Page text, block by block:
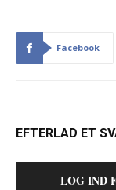
Facebook
EFTERLAD ET
LOG IND